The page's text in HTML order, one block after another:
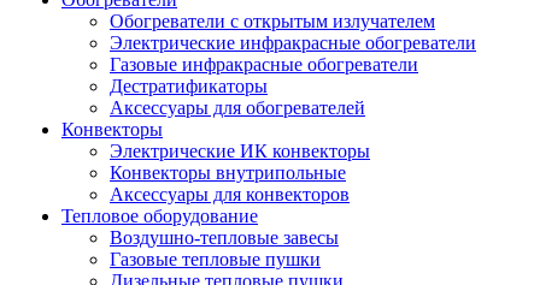
Обогреватели с открытым излучателем
Электрические инфракрасные обогреватели
Газовые инфракрасные обогреватели
Дестратификаторы
Аксессуары для обогревателей
Конвекторы
Электрические ИК конвекторы
Конвекторы внутрипольные
Аксессуары для конвекторов
Тепловое оборудование
Воздушно-тепловые завесы
Газовые тепловые пушки
Дизельные тепловые пушки